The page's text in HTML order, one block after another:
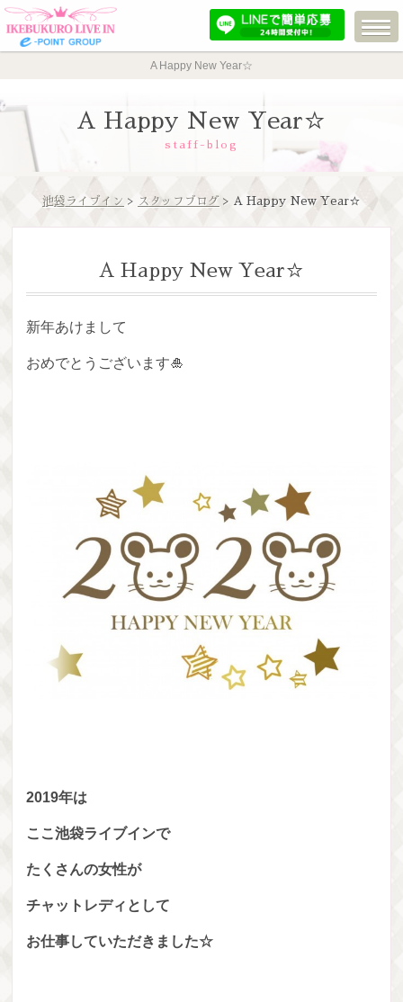
A Happy New Year☆
A Happy New Year☆
staff-blog
池袋ライブイン > スタッフブログ > A Happy New Year☆
A Happy New Year☆
新年あけまして
おめでとうございます🎍
2019年は
ここ池袋ライブインで
たくさんの女性が
チャットレディとして
お仕事していただきました☆